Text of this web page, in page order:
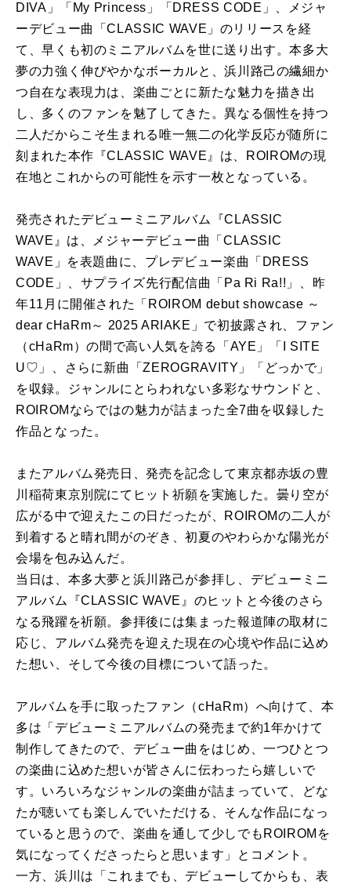
DIVA」「My Princess」「DRESS CODE」、メジャ
ーデビュー曲「CLASSIC WAVE」のリリースを経
て、早くも初のミニアルバムを世に送り出す。本多大
夢の力強く伸びやかなボーカルと、浜川路己の繊細か
つ自在な表現力は、楽曲ごとに新たな魅力を描き出
し、多くのファンを魅了してきた。異なる個性を持つ
二人だからこそ生まれる唯一無二の化学反応が随所に
刻まれた本作『CLASSIC WAVE』は、ROIROMの現
在地とこれからの可能性を示す一枚となっている。
発売されたデビューミニアルバム『CLASSIC
WAVE』は、メジャーデビュー曲「CLASSIC
WAVE」を表題曲に、プレデビュー楽曲「DRESS
CODE」、サプライズ先行配信曲「Pa Ri Ra!!」、昨
年11月に開催された「ROIROM debut showcase ～
dear cHaRm～ 2025 ARIAKE」で初披露され、ファン
（cHaRm）の間で高い人気を誇る「AYE」「I SITE
U♡」、さらに新曲「ZEROGRAVITY」「どっかで」
を収録。ジャンルにとらわれない多彩なサウンドと、
ROIROMならではの魅力が詰まった全7曲を収録した
作品となった。
またアルバム発売日、発売を記念して東京都赤坂の豊
川稲荷東京別院にてヒット祈願を実施した。曇り空が
広がる中で迎えたこの日だったが、ROIROMの二人が
到着すると晴れ間がのぞき、初夏のやわらかな陽光が
会場を包み込んだ。
当日は、本多大夢と浜川路己が参拝し、デビューミニ
アルバム『CLASSIC WAVE』のヒットと今後のさら
なる飛躍を祈願。参拝後には集まった報道陣の取材に
応じ、アルバム発売を迎えた現在の心境や作品に込め
た想い、そして今後の目標について語った。
アルバムを手に取ったファン（cHaRm）へ向けて、本
多は「デビューミニアルバムの発売まで約1年かけて
制作してきたので、デビュー曲をはじめ、一つひとつ
の楽曲に込めた想いが皆さんに伝わったら嬉しいで
す。いろいろなジャンルの楽曲が詰まっていて、どな
たが聴いても楽しんでいただける、そんな作品になっ
ていると思うので、楽曲を通して少しでもROIROMを
気になってくださったらと思います」とコメント。
一方、浜川は「これまでも、デビューしてからも、表